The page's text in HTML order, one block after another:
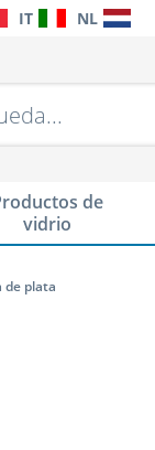
IT NL
de
vidrio
de plata